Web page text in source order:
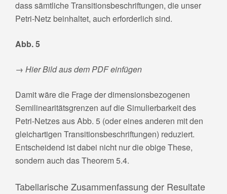
dass sämtliche Transitionsbeschriftungen, die unser
Petri-Netz beinhaltet, auch erforderlich sind.
Abb. 5
→ Hier Bild aus dem PDF einfügen
Damit wäre die Frage der dimensionsbezogenen
Semilinearitätsgrenzen auf die Simulierbarkeit des
Petri-Netzes aus Abb. 5 (oder eines anderen mit den
gleichartigen Transitionsbeschriftungen) reduziert.
Entscheidend ist dabei nicht nur die obige These,
sondern auch das Theorem 5.4.
Tabellarische Zusammenfassung der Resultate